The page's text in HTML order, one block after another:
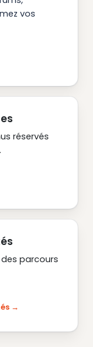
vos
réservés
parcours